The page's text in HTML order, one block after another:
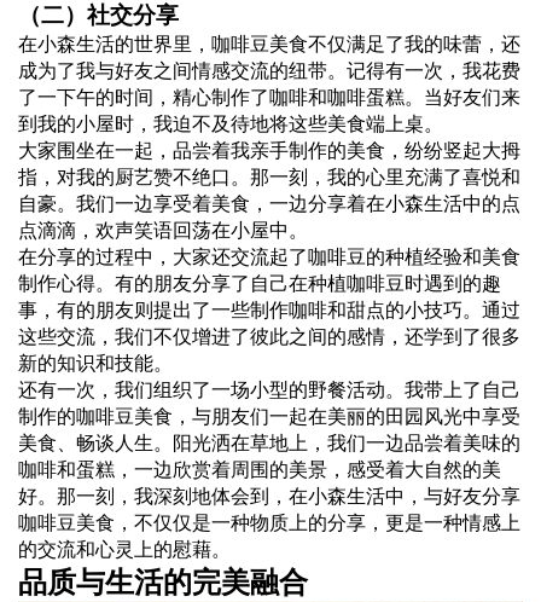
（二）社交分享
在小森生活的世界里，咖啡豆美食不仅满足了我的味蕾，还
成为了我与好友之间情感交流的纽带。记得有一次，我花费
了一下午的时间，精心制作了咖啡和咖啡蛋糕。当好友们来
到我的小屋时，我迫不及待地将这些美食端上桌。
大家围坐在一起，品尝着我亲手制作的美食，纷纷竖起大拇
指，对我的厨艺赞不绝口。那一刻，我的心里充满了喜悦和
自豪。我们一边享受着美食，一边分享着在小森生活中的点
点滴滴，欢声笑语回荡在小屋中。
在分享的过程中，大家还交流起了咖啡豆的种植经验和美食
制作心得。有的朋友分享了自己在种植咖啡豆时遇到的趣
事，有的朋友则提出了一些制作咖啡和甜点的小技巧。通过
这些交流，我们不仅增进了彼此之间的感情，还学到了很多
新的知识和技能。
还有一次，我们组织了一场小型的野餐活动。我带上了自己
制作的咖啡豆美食，与朋友们一起在美丽的田园风光中享受
美食、畅谈人生。阳光洒在草地上，我们一边品尝着美味的
咖啡和蛋糕，一边欣赏着周围的美景，感受着大自然的美
好。那一刻，我深刻地体会到，在小森生活中，与好友分享
咖啡豆美食，不仅仅是一种物质上的分享，更是一种情感上
的交流和心灵上的慰藉。
品质与生活的完美融合